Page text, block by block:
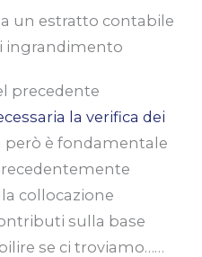
precedente
la verifica dei
però è fondamentale
collocazione
sulla base
se ci troviamo……